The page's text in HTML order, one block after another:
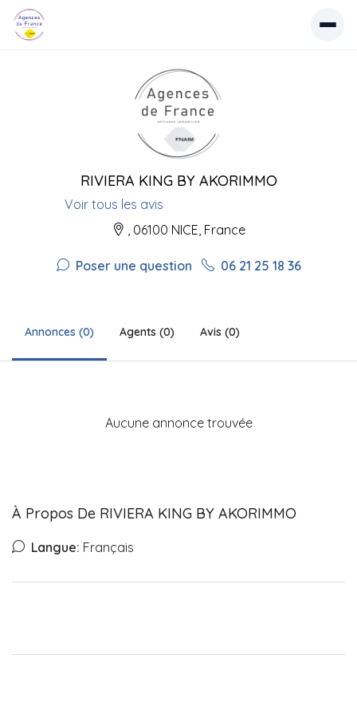
RIVIERA KING BY AKORIMMO
Voir tous les avis
, 06100 NICE, France
Poser une question 06 21 25 18 36
Annonces (0) Agents (0) Avis (0)
Aucune annonce trouvée
À Propos De RIVIERA KING BY AKORIMMO
Langue: Français